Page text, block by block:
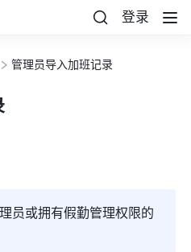
登录
管理员导入加班记录
员或拥有假勤管理权限的